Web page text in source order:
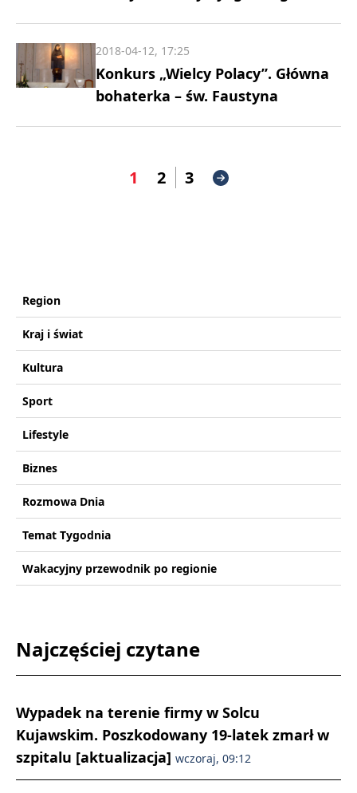
Konkurs „Wielcy Polacy”. Główna
bohaterka – św. Faustyna
2018-04-12, 17:25
1 2 3
Region
Kraj i świat
Kultura
Sport
Lifestyle
Biznes
Rozmowa Dnia
Temat Tygodnia
Wakacyjny przewodnik po regionie
Najczęściej czytane
Wypadek na terenie firmy w Solcu
Kujawskim. Poszkodowany 19-latek zmarł w
szpitalu [aktualizacja] wczoraj, 09:12